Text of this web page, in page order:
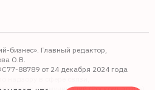
бизнес». Главный редактор,
О.В.
88789 от 24 декабря 2024 года
надзору в сфере связи,